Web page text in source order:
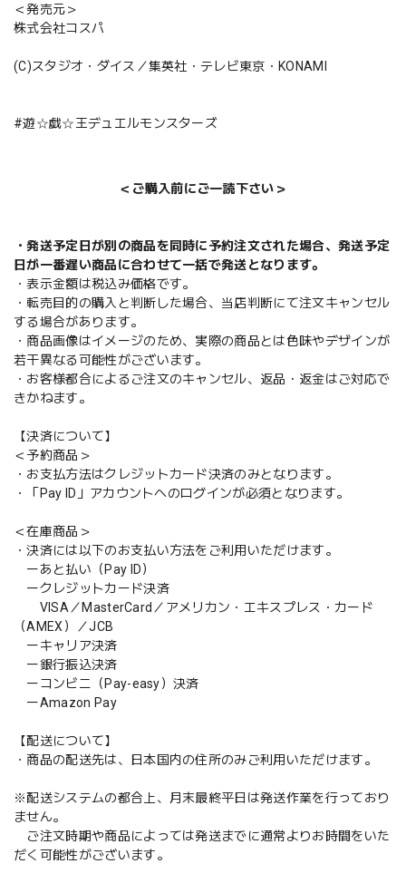
＜発売元＞
株式会社コスパ
(C)スタジオ・ダイス／集英社・テレビ東京・KONAMI
#遊☆戯☆王デュエルモンスターズ
＜ご購入前にご一読下さい＞
・発送予定日が別の商品を同時に予約注文された場合、発送予定
日が一番遅い商品に合わせて一括で発送となります。
・表示金額は税込み価格です。
・転売目的の購入と判断した場合、当店判断にて注文キャンセル
する場合があります。
・商品画像はイメージのため、実際の商品とは色味やデザインが
若干異なる可能性がございます。
・お客様都合によるご注文のキャンセル、返品・返金はご対応で
きかねます。
【決済について】
＜予約商品＞
・お支払方法はクレジットカード決済のみとなります。
・「Pay ID」アカウントへのログインが必須となります。
＜在庫商品＞
・決済には以下のお支払い方法をご利用いただけます。
ーあと払い（Pay ID）
ークレジットカード決済
VISA／MasterCard／アメリカン・エキスプレス・カード
（AMEX）／JCB
ーキャリア決済
ー銀行振込決済
ーコンビニ（Pay-easy）決済
ーAmazon Pay
【配送について】
・商品の配送先は、日本国内の住所のみご利用いただけます。
※配送システムの都合上、月末最終平日は発送作業を行っており
ません。
ご注文時期や商品によっては発送までに通常よりお時間をいた
だく可能性がございます。